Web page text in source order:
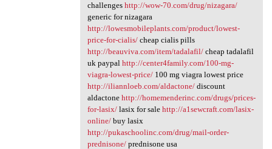
challenges http://wow-70.com/drug/nizagara/
generic for nizagara
http://lowesmobileplants.com/product/lowest-
price-for-cialis/cheap cialis pills
http://beauviva.com/item/tadalafil/cheap tadalafil
uk paypal http://center4family.com/100-mg-
viagra-lowest-price/100 mg viagra lowest price
http://iliannloeb.com/aldactone/discount
aldactone http://homemenderinc.com/drugs/prices-
for-lasix/lasix for sale http://a1sewcraft.com/lasix-
online/buy lasix
http://pukaschoolinc.com/drug/mail-order-
prednisone/prednisone usa